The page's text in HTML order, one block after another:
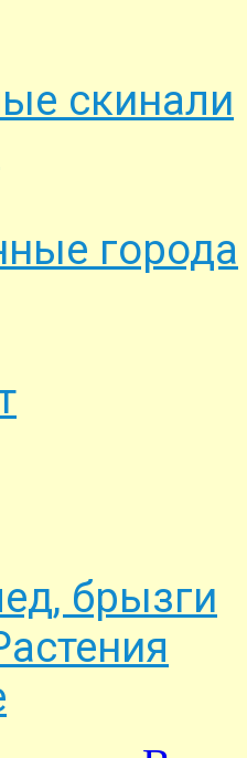
скинали
города
брызги